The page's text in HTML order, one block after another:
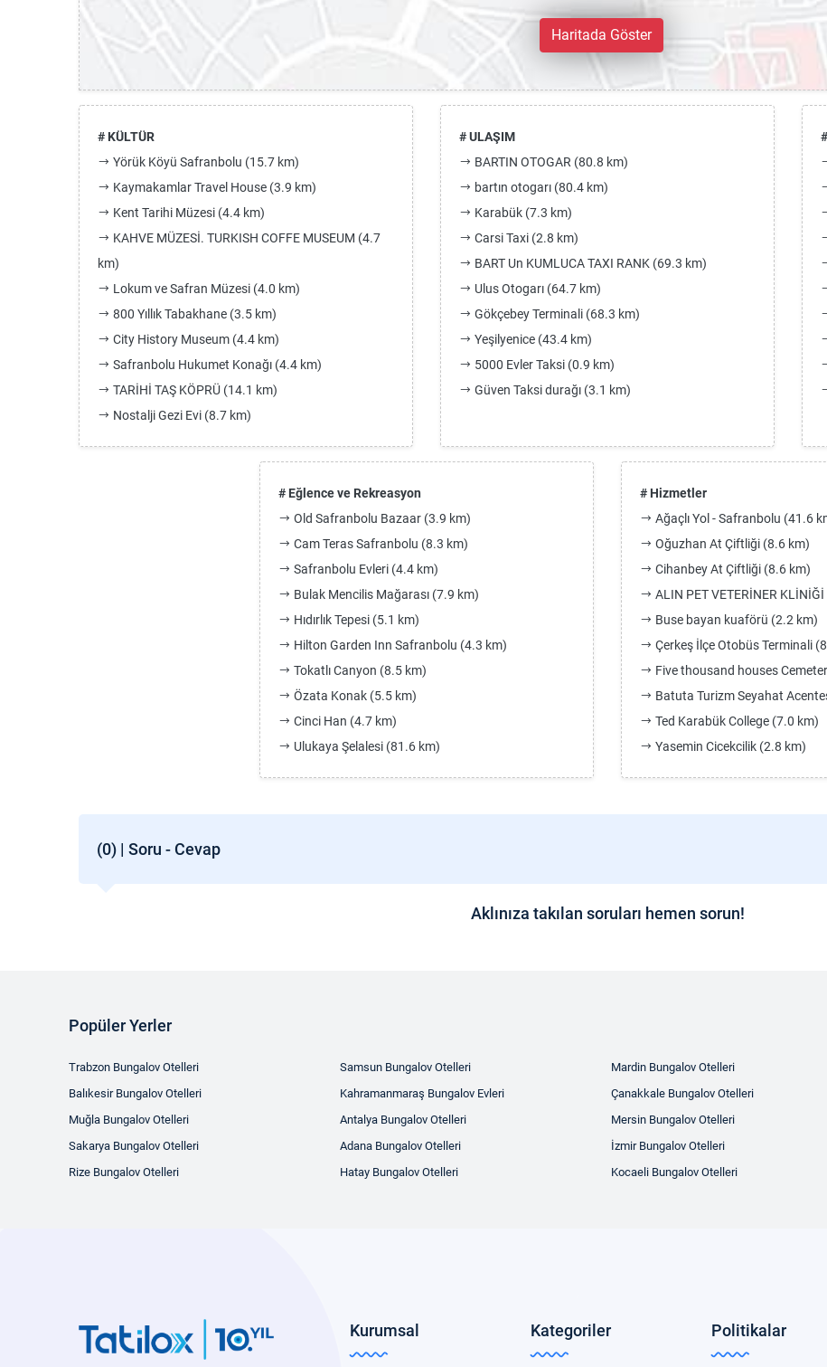
Haritada Göster
# KÜLTÜR
Yörük Köyü Safranbolu (15.7 km)
Kaymakamlar Travel House (3.9 km)
Kent Tarihi Müzesi (4.4 km)
KAHVE MÜZESİ. TURKISH COFFE MUSEUM (4.7
km)
Lokum ve Safran Müzesi (4.0 km)
800 Yıllık Tabakhane (3.5 km)
City History Museum (4.4 km)
Safranbolu Hukumet Konağı (4.4 km)
TARİHİ TAŞ KÖPRÜ (14.1 km)
Nostalji Gezi Evi (8.7 km)
# ULAŞIM
BARTIN OTOGAR (80.8 km)
bartın otogarı (80.4 km)
Karabük (7.3 km)
Carsi Taxi (2.8 km)
BART Un KUMLUCA TAXI RANK (69.3 km)
Ulus Otogarı (64.7 km)
Gökçebey Terminali (68.3 km)
Yeşilyenice (43.4 km)
5000 Evler Taksi (0.9 km)
Güven Taksi durağı (3.1 km)
# Eğlence ve Rekreasyon
Old Safranbolu Bazaar (3.9 km)
Cam Teras Safranbolu (8.3 km)
Safranbolu Evleri (4.4 km)
Bulak Mencilis Mağarası (7.9 km)
Hıdırlık Tepesi (5.1 km)
Hilton Garden Inn Safranbolu (4.3 km)
Tokatlı Canyon (8.5 km)
Özata Konak (5.5 km)
Cinci Han (4.7 km)
Ulukaya Şelalesi (81.6 km)
# Hizmetler
Ağaçlı Yol - Safranbolu (41.6
Oğuzhan At Çiftliği (8.6 km)
Cihanbey At Çiftliği (8.6 km)
ALIN PET VETERİNER
Buse bayan kuaförü (2.2 km)
Çerkeş İlçe Otobüs Terminali
Five thousand houses
Batuta Turizm Seyahat
Ted Karabük College (7.0 km)
Yasemin Cicekcilik (2.8 km)
(0) | Soru - Cevap
Aklınıza takılan soruları hemen sorun!
Popüler Yerler
Trabzon Bungalov Otelleri
Balıkesir Bungalov Otelleri
Muğla Bungalov Otelleri
Sakarya Bungalov Otelleri
Rize Bungalov Otelleri
Samsun Bungalov Otelleri
Kahramanmaraş Bungalov Evleri
Antalya Bungalov Otelleri
Adana Bungalov Otelleri
Hatay Bungalov Otelleri
Mardin Bungalov Otelleri
Çanakkale Bungalov Otelleri
Mersin Bungalov Otelleri
İzmir Bungalov Otelleri
Kocaeli Bungalov Otelleri
Kurumsal Kategoriler Politikalar